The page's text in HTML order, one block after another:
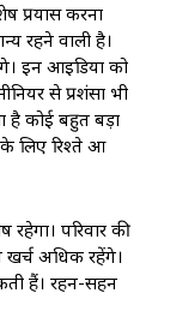
प्रयास करना
रहने वाली है।
इन आइडिया को
से प्रशंसा भी
है कोई बहुत बड़ा
के लिए रिश्ते आ
परिवार की
अधिक रहेंगे।
हैं। रहन-सहन